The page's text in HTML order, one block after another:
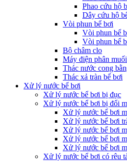
Phao cứu hộ
Dây cứu hộ
Vòi phun bể bơi
Vòi phun bể
Vòi phun bể
Bộ châm clo
Máy điện phân
Thác nước cong
Thác xả tràn bể bơi
Xử lý nước bể bơi
Xử lý nước bể bơi bị đục
Xử lý nước bể bơi bị đổi
Xử lý nước bể bơi
Xử lý nước bể bơi
Xử lý nước bể bơi
Xử lý nước bể bơi
Xử lý nước bể bơi
Xử lý nước bể bơi có rêu